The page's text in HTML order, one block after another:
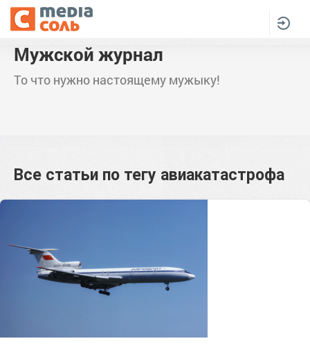
Мужской журнал
То что нужно настоящему мужыку!
Все статьи по тегу авиакатастрофа